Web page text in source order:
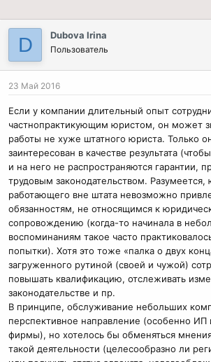
D Dubova Irina
Пользователь
23 Май 2016
Если у компании длительный опыт
частнопрактикующим юристом, он может
работы не хуже штатного юриста. Только
заинтересован в качестве результата
и на него не распространяются гарантии,
трудовым законодательством. Разумеется,
работающего вне штата невозможно
обязанностям, не относящимся к
сопровождению (когда-то начинала в
воспоминаниям такое часто
попытки). Хотя это тоже «палка о двух
загруженного рутиной (своей и чужой)
повышать квалификацию, отслеживать
законодательстве и пр.
В принципе, обслуживание небольших
перспективное направление (особенно
фирмы), но хотелось бы обменяться
такой деятельности (целесообразно ли